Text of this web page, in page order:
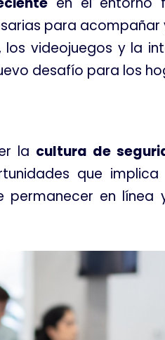
para acompañar
videojuegos y la
desafío para los
la cultura de
que
permanecer en línea